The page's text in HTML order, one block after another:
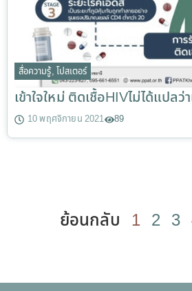
สื่อความรู้, โปสเตอร์
เข้าใจใหม่ ติดเชื้อHIVไม่ได้แปลว่
10 พฤศจิกายน 2021 89
ย้อนกลับ 1 2 3